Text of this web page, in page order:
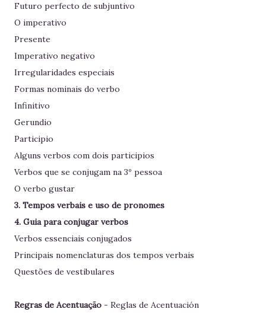
Futuro perfecto de subjuntivo
O imperativo
Presente
Imperativo negativo
Irregularidades especiais
Formas nominais do verbo
Infinitivo
Gerundio
Participio
Alguns verbos com dois participios
Verbos que se conjugam na 3º pessoa
O verbo gustar
3. Tempos verbais e uso de pronomes
4. Guia para conjugar verbos
Verbos essenciais conjugados
Principais nomenclaturas dos tempos verbais
Questões de vestibulares
Regras de Acentuação - Reglas de Acentuación